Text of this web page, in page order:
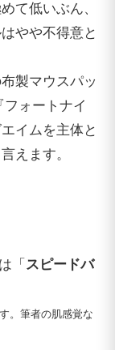
て低いぶん、
やや不得意と
製マウスパッ
フォートナイ
イムを主体と
えます。
「 スピードバ
。筆者の肌感覚な